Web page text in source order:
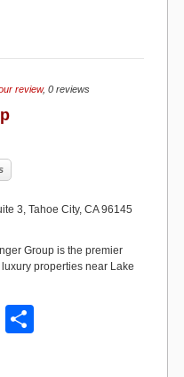
e
review, 0 reviews
3, Tahoe City, CA 96145
Group is the premier
properties near Lake
E